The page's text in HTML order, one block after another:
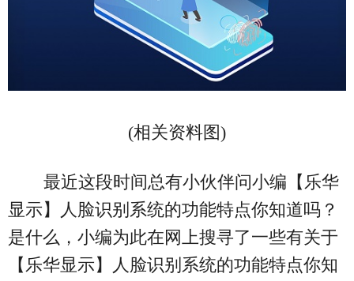
(相关资料图)
最近这段时间总有小伙伴问小编【乐华
显示】人脸识别系统的功能特点你知道吗？
是什么，小编为此在网上搜寻了一些有关于
【乐华显示】人脸识别系统的功能特点你知